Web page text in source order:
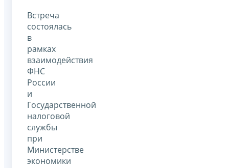
Встреча
состоялась
в
рамках
взаимодействия
ФНС
России
и
Государственной
налоговой
службы
при
Министерстве
экономики